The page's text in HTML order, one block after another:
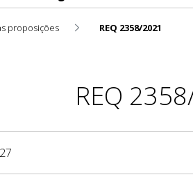
proposições REQ 2358/2021
REQ